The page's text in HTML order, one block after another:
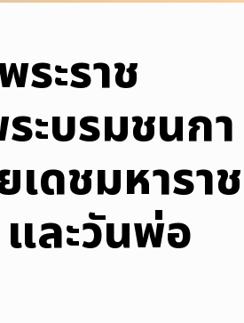
ะราช
ะบรมชนกา
ดชมหาราช
ละวันพ่อ